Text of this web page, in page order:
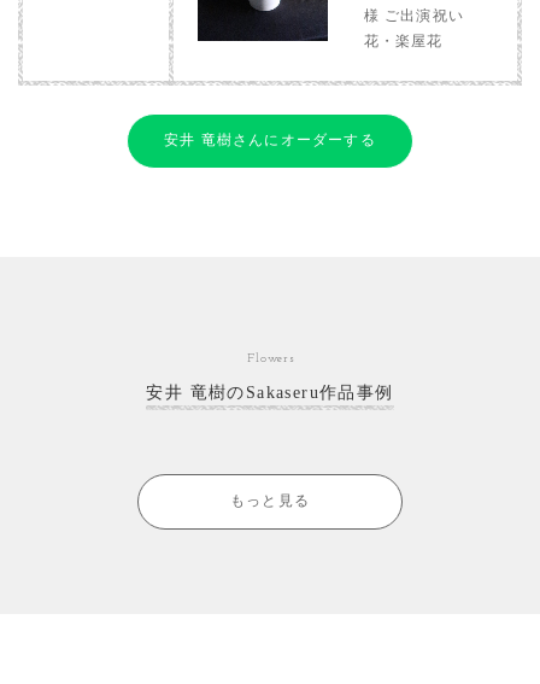
様 ご出演祝い
花・楽屋花
安井 竜樹さんにオーダーする
Flowers
安井 竜樹のSakaseru作品事例
もっと見る